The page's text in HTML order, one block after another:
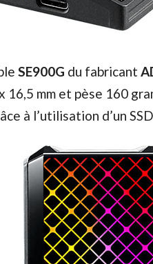
SE900G du fabricant
16,5 mm et pèse 160
à l’utilisation d’un